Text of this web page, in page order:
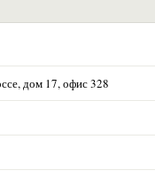
дом 17, офис 328